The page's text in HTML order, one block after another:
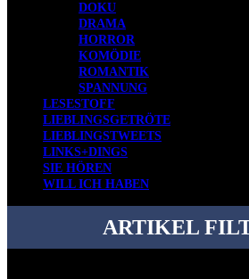
DOKU
DRAMA
HORROR
KOMÖDIE
ROMANTIK
SPANNUNG
LESESTOFF
LIEBLINGSGETRÖTE
LIEBLINGSTWEETS
LINKS+DINGS
SIE HÖREN
WILL ICH HABEN
ARTIKEL